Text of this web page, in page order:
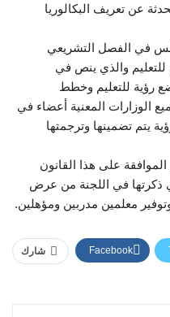
عن تعريف البكالوريا
في الفصل التشريعي
والذي ينص في
رؤية للتعليم وخطط
الوزارات المعنية أعضاء في
يتم تضمينها وترجمتها
على هذا القانون
ذكرتها في اللجنة من عرض
وتوفير معلمين مدربين ومؤهلين.
شارك Facebook